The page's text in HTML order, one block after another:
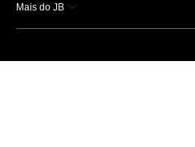
Mais do JB
Esportes